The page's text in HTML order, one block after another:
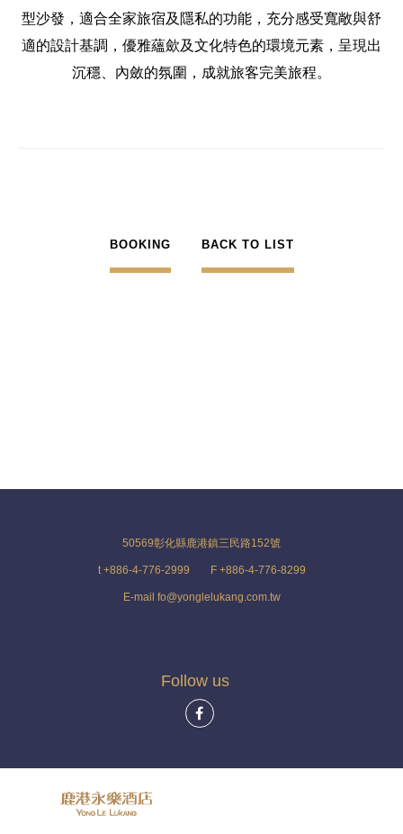
型沙發，適合全家旅宿及隱私的功能，充分感受寬敞與舒
適的設計基調，優雅蘊歛及文化特色的環境元素，呈現出
沉穩、內斂的氛圍，成就旅客完美旅程。
BOOKING BACK TO LIST
50569彰化縣鹿港鎮三民路152號
t +886-4-776-2999 F +886-4-776-8299
E-mail fo@yonglelukang.com.tw
Follow us